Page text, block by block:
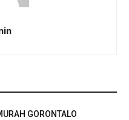
GORONTALO